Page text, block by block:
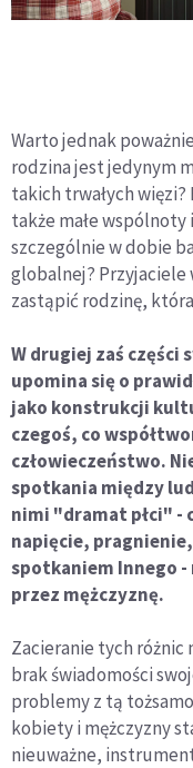
Warto jednak
rodzina jest jedynym
takich trwałych więzi?
także małe
szczególnie w dobie
globalnej?
zastąpić rodzinę,
W drugiej zaś części
upomina się o
jako konstrukcji
czegoś, co
człowieczeństwo.
spotkania między
nimi "dramat płci" -
napięcie,
spotkaniem Innego
przez mężczyznę.
Zacieranie tych różnic
brak świadomości
problemy z tą
kobiety i mężczyzny
nieuważne,